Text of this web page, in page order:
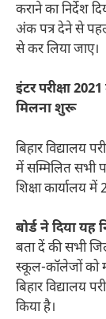
कराने का निर्देश
अंक पत्र देने से
से कर लिया जाए।
इंटर परीक्षा
मिलना शुरू
बिहार विद्यालय
में सम्मिलित सभी
शिक्षा कार्यालय
बोर्ड ने दिया यह
बता दें की सभी
स्कूल-कॉलेजों को
बिहार विद्यालय
किया है।